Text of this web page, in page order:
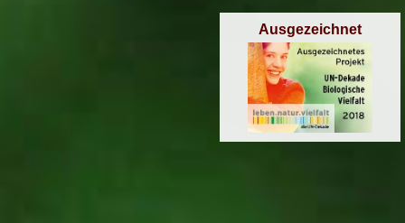
Ausgezeichnet